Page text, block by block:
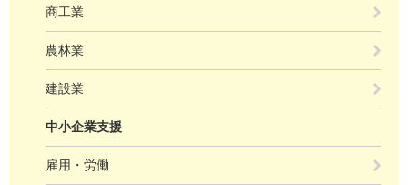
商工業
農林業
建設業
中小企業支援
雇用・労働